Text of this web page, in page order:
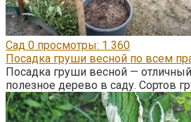
Сад 0 просмотры: 1 360
Посадка груши весной по всем
Посадка груши весной — отличный
полезное дерево в саду. Сортов